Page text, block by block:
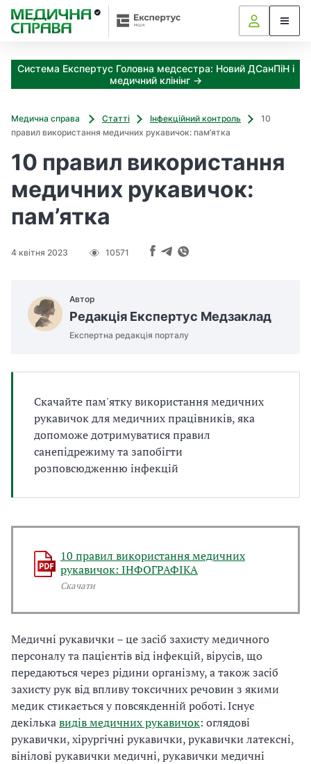
Система Експертус Головна медсестра: Новий ДСанПіН і
медичний клінінг →
Медична справа Статті Інфекційний контроль
10
правил використання медичних рукавичок: пам’ятка
10 правил використання
медичних рукавичок:
пам’ятка
4 квітня 2023 10571
Автор
Редакція Експертус Медзаклад
Експертна редакція порталу
Скачайте пам'ятку використання медичних
рукавичок для медичних працівників, яка
допоможе дотримуватися правил
санепідрежиму та запобігти
розповсюдженню інфекцій
10 правил використання медичних
рукавичок: ІНФОГРАФІКА
Скачати
Медичні рукавички – це засіб захисту медичного
персоналу та пацієнтів від інфекцій, вірусів, що
передаються через рідини організму, а також засіб
захисту рук від впливу токсичних речовин з якими
медик стикається у повсякденній роботі. Існує
декількавидів медичних рукавичок: оглядові
рукавички, хірургічні рукавички, рукавички латексні,
вінілові рукавички медичні, рукавички медичні
З
а
к
з
о
и
н
а